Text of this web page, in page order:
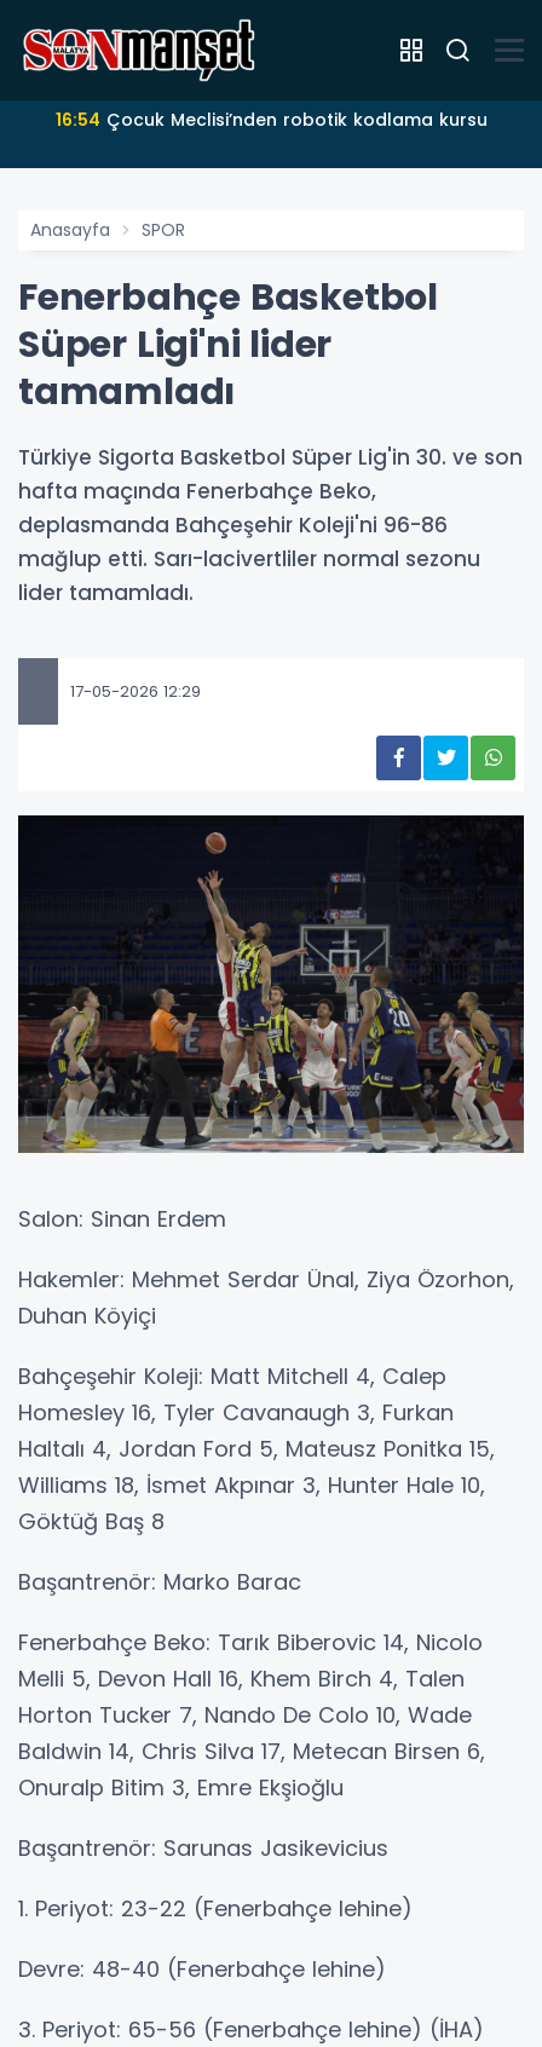
16:54 Çocuk Meclisi’nden robotik kodlama kursu
Anasayfa SPOR
Fenerbahçe Basketbol
Süper Ligi'ni lider
tamamladı
Türkiye Sigorta Basketbol Süper Lig'in 30. ve son
hafta maçında Fenerbahçe Beko,
deplasmanda Bahçeşehir Koleji'ni 96-86
mağlup etti. Sarı-lacivertliler normal sezonu
lider tamamladı.
17-05-2026 12:29
Salon: Sinan Erdem
Hakemler: Mehmet Serdar Ünal, Ziya Özorhon,
Duhan Köyiçi
Bahçeşehir Koleji: Matt Mitchell 4, Calep
Homesley 16, Tyler Cavanaugh 3, Furkan
Haltalı 4, Jordan Ford 5, Mateusz Ponitka 15,
Williams 18, İsmet Akpınar 3, Hunter Hale 10,
Göktüğ Baş 8
Başantrenör: Marko Barac
Fenerbahçe Beko: Tarık Biberovic 14, Nicolo
Melli 5, Devon Hall 16, Khem Birch 4, Talen
Horton Tucker 7, Nando De Colo 10, Wade
Baldwin 14, Chris Silva 17, Metecan Birsen 6,
Onuralp Bitim 3, Emre Ekşioğlu
Başantrenör: Sarunas Jasikevicius
1. Periyot: 23-22 (Fenerbahçe lehine)
Devre: 48-40 (Fenerbahçe lehine)
3. Periyot: 65-56 (Fenerbahçe lehine) (İHA)